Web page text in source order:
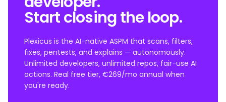
Start closing the loop.
Plexicus is the AI-native ASPM that scans, filters,
fixes, pentests, and explains — autonomously.
Unlimited developers, unlimited repos, fair-use AI
actions. Real free tier, €269/mo annual when
you're ready.